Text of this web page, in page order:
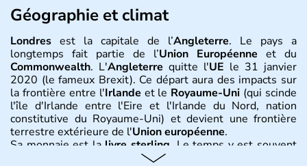
Géographie et climat
Londres est la capitale de l’Angleterre. Le pays a
longtemps fait partie de l’Union Européenne et du
Commonwealth. L'Angleterre quitte l'UE le 31 janvier
2020 (le fameux Brexit). Ce départ aura des impacts sur
la frontière entre l'Irlande et le Royaume-Uni (qui scinde
l'île d'Irlande entre l'Eire et l'Irlande du Nord, nation
constitutive du Royaume-Uni) et devient une frontière
terrestre extérieure de l'Union européenne.
Sa monnaie est lalivre sterling . Le temps y est souvent
instable avec de nombreuses précipitations : il s’agit d’un